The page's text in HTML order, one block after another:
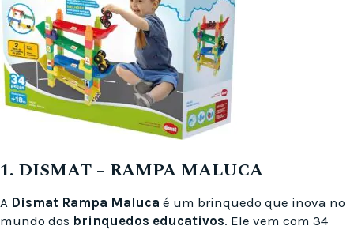
1. DISMAT – RAMPA MALUCA
A Dismat Rampa Maluca é um brinquedo que inova no
mundo dos brinquedos educativos. Ele vem com 34